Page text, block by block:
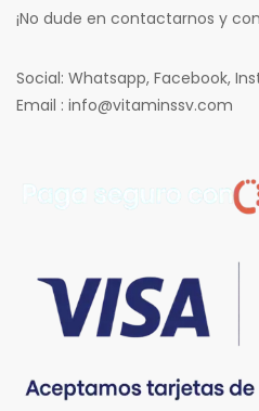
¡No dude en contactarnos y
Social: Whatsapp, Facebook,
Email : info@vitaminssv.com